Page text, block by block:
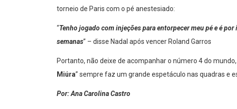
torneio de Paris com o pé anestesiado:
“Tenho jogado com injeções para entorpecer meu pé e é
semanas” – disse Nadal após vencer Roland Garros
Portanto, não deixe de acompanhar o número 4 do
Miúra” sempre faz um grande espetáculo nas quadras e
Por: Ana Carolina Castro